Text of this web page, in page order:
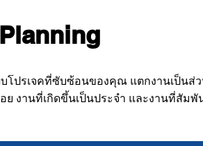
บโปรเจคที่ซับซ้อนของคุณ แตกงานเป็นส่
ย งานที่เกิดขึ้นเป็นประจำ และงานที่สัม